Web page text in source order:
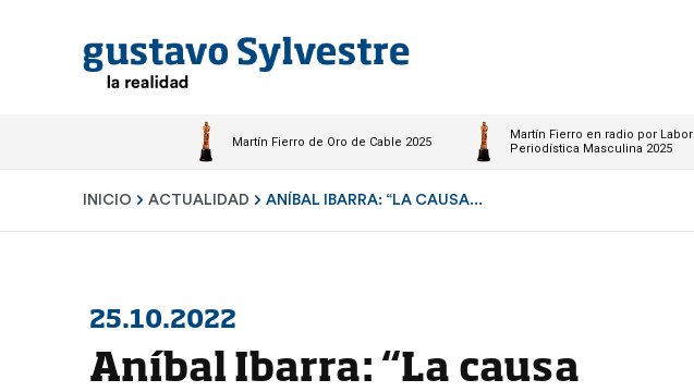
Martín Fierro de Oro de Cable 2025
Martín Fierro en radio por Labor
Periodística Masculina 2025
INICIO ACTUALIDAD ANÍBAL IBARRA: “LA CAUSA...
25.10.2022
Aníbal Ibarra: “La causa